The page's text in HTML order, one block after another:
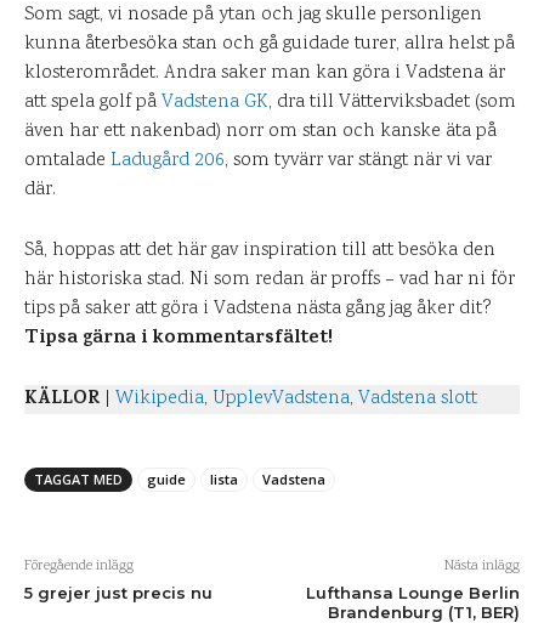
Som sagt, vi nosade på ytan och jag skulle personligen
kunna återbesöka stan och gå guidade turer, allra helst på
klosterområdet. Andra saker man kan göra i Vadstena är
att spela golf påVadstena GK, dra till Vätterviksbadet (som
även har ett nakenbad) norr om stan och kanske äta på
omtalade Ladugård 206, som tyvärr var stängt när vi var
där.
Så, hoppas att det här gav inspiration till att besöka den
här historiska stad. Ni som redan är proffs – vad har ni för
tips på saker att göra i Vadstena nästa gång jag åker dit?
Tipsa gärna i kommentarsfältet!
KÄLLOR | Wikipedia, UpplevVadstena, Vadstena slott
TAGGAT MED guide lista Vadstena
Föregående inlägg
5 grejer just precis nu
Nästa inlägg
Lufthansa Lounge Berlin
Brandenburg (T1, BER)